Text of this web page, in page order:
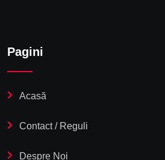
Pagini
Acasă
Contact / Reguli
Despre Noi